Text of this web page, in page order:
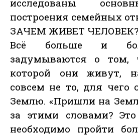
исследованы
построения семейных
ЗАЧЕМ ЖИВЕТ ЧЕЛОВЕК?
Всё больше и
задумываются о том,
которой они живут,
совсем не то, для
Землю. «Пришли на
за этими словами?
необходимо пройти